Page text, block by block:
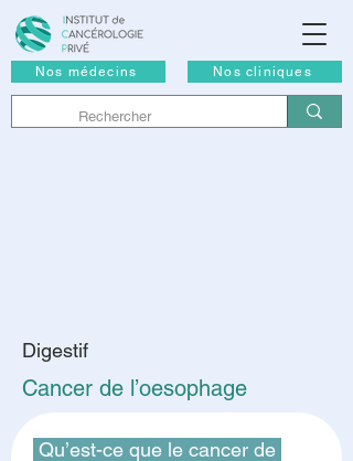
Nos médecins Nos cliniques
Digestif
Cancer de l’oesophage